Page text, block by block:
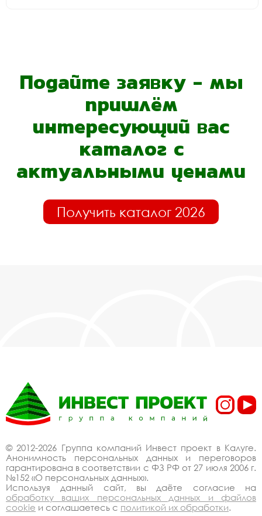
Подайте заявку - мы
пришлём
интересующий вас
каталог с
актуальными ценами
Получить каталог 2026
© 2012-2026 Группа компаний Инвест проект в Калуге.
Анонимность персональных данных и переговоров
гарантирована в соответствии с ФЗ РФ от 27 июля 2006 г.
№152 «О персональных данных».
Используя данный сайт, вы даёте согласие на
обработку ваших персональных данных и файлов
cookie и соглашаетесь с политикой их обработки.